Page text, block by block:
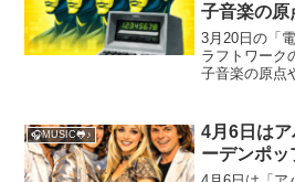
子音楽の原
3月20日の「
ラフトワーク
子音楽の原点
🎧MUSIC🐸♪
4月6日は
ーデンポ